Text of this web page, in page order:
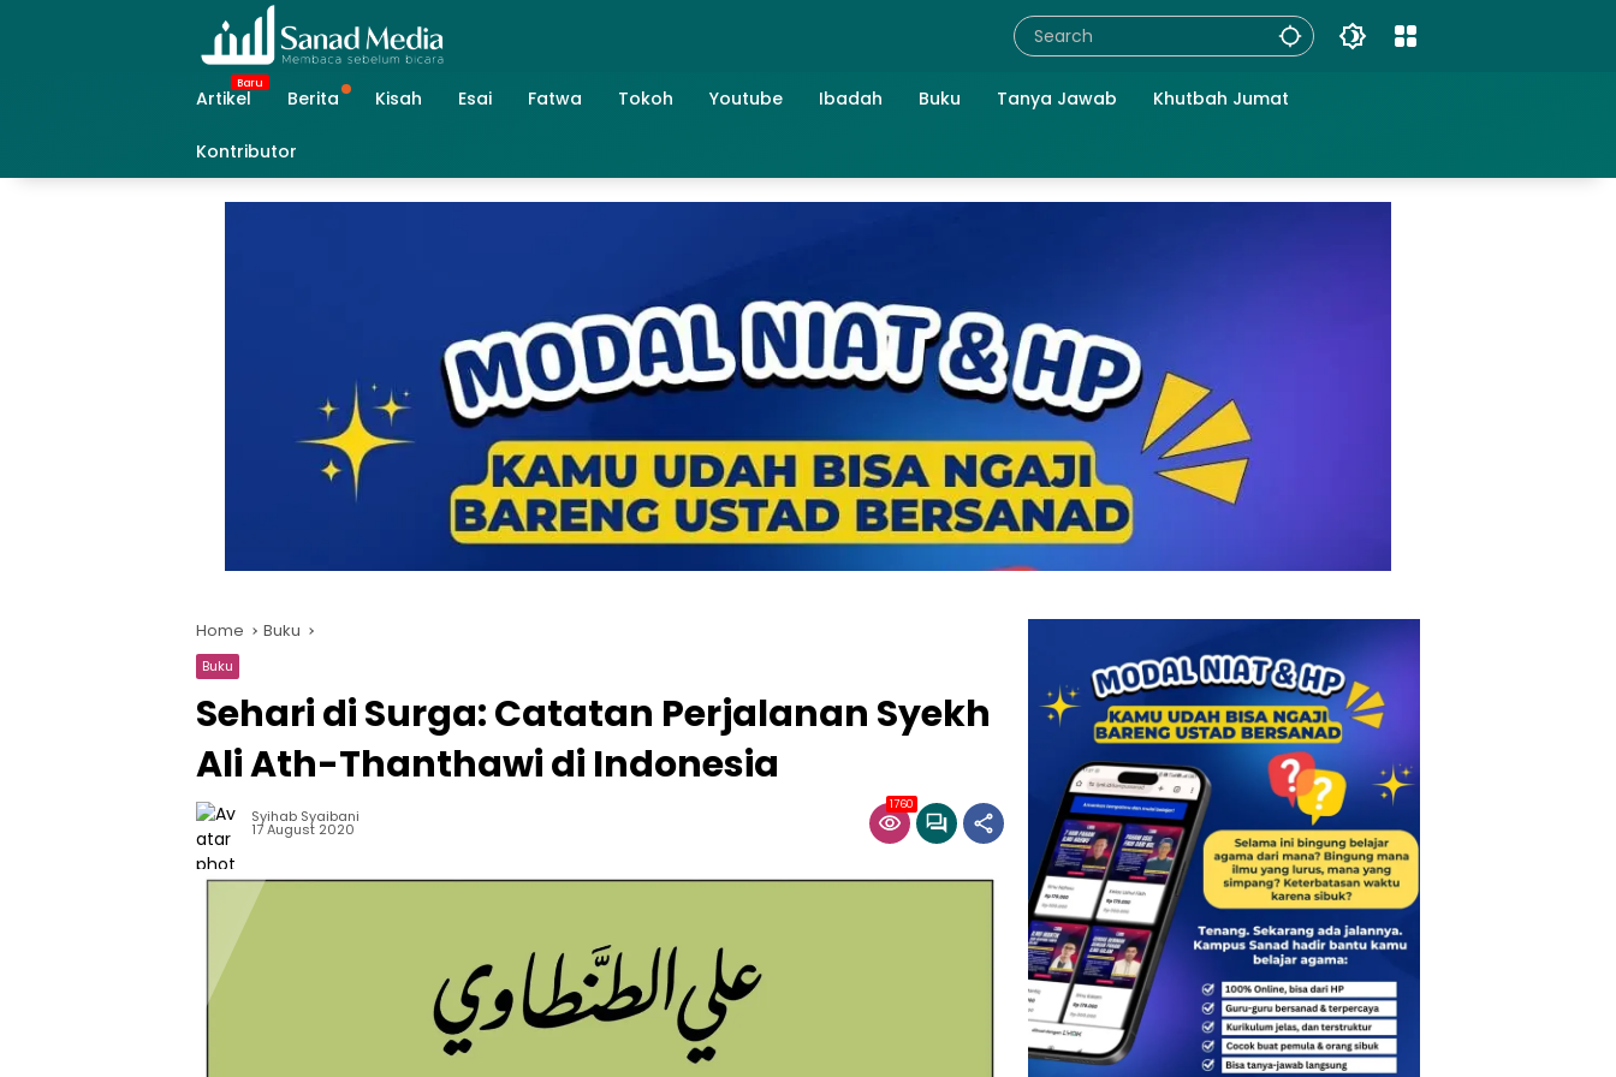
Artikel
Berita Kisah Esai Fatwa Tokoh Youtube Ibadah Buku Tanya Jawab Khutbah Jumat
Kontributor
Home Buku
Buku
Sehari di Surga: Catatan Perjalanan Syekh
Ali Ath-Thanthawi di Indonesia
Syihab Syaibani
17 August 2020
1760